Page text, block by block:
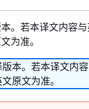
。若本译文内容
为准。
本。若本译文内
原文为准。